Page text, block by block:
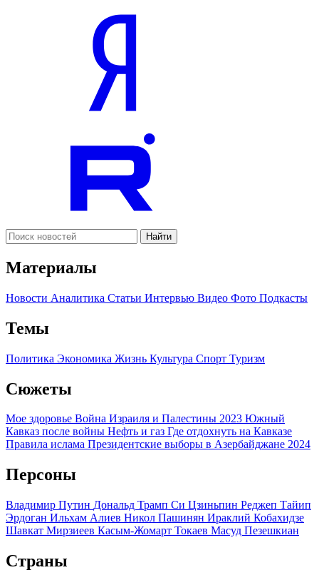
Найти
Материалы
Новости Аналитика Статьи Интервью Видео Фото Подкасты
Темы
Политика Экономика Жизнь Культура Спорт Туризм
Сюжеты
Мое здоровье Война Израиля и Палестины 2023 Южный
Кавказ после войны Нефть и газ Где отдохнуть на Кавказе
Правила ислама Президентские выборы в Азербайджане 2024
Персоны
Владимир Путин Дональд Трамп Си Цзиньпин Реджеп Тайип
Эрдоган Ильхам Алиев Никол Пашинян Ираклий Кобахидзе
Шавкат Мирзиеев Касым-Жомарт Токаев Масуд Пезешкиан
Страны